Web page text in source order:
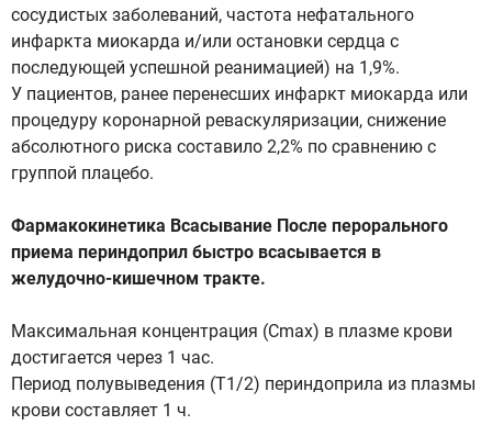
сосудистых заболеваний, частота нефатального
инфаркта миокарда и/или остановки сердца с
последующей успешной реанимацией) на 1,9%.
У пациентов, ранее перенесших инфаркт миокарда или
процедуру коронарной реваскуляризации, снижение
абсолютного риска составило 2,2% по сравнению с
группой плацебо.
Фармакокинетика Всасывание После перорального
приема периндоприл быстро всасывается в
желудочно-кишечном тракте.
Максимальная концентрация (Сmax) в плазме крови
достигается через 1 час.
Период полувыведения (Т1/2) периндоприла из плазмы
крови составляет 1 ч.